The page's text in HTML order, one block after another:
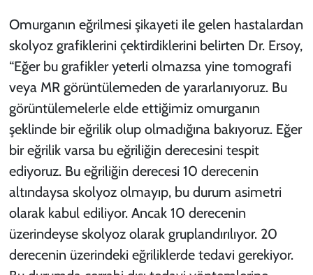
Omurganın eğrilmesi şikayeti ile gelen hastalardan
skolyoz grafiklerini çektirdiklerini belirten Dr. Ersoy,
“Eğer bu grafikler yeterli olmazsa yine tomografi
veya MR görüntülemeden de yararlanıyoruz. Bu
görüntülemelerle elde ettiğimiz omurganın
şeklinde bir eğrilik olup olmadığına bakıyoruz. Eğer
bir eğrilik varsa bu eğriliğin derecesini tespit
ediyoruz. Bu eğriliğin derecesi 10 derecenin
altındaysa skolyoz olmayıp, bu durum asimetri
olarak kabul ediliyor. Ancak 10 derecenin
üzerindeyse skolyoz olarak gruplandırılıyor. 20
derecenin üzerindeki eğriliklerde tedavi gerekiyor.